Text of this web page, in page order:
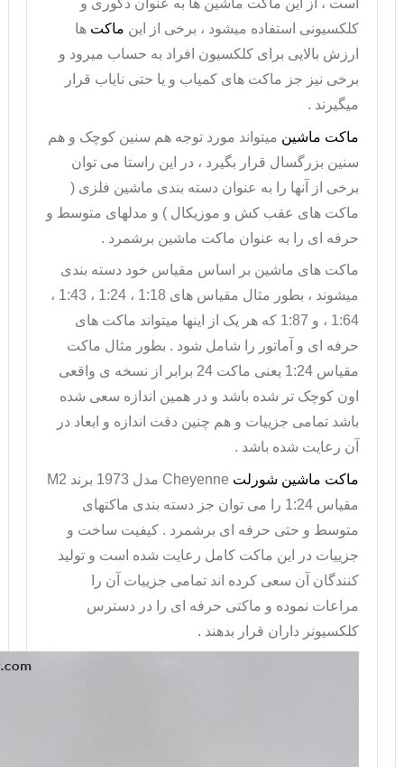
است ، از این ماکت ماشین ها به عنوان دکوری و
کلکسیونی استفاده میشود ، برخی از این ماکت ها
ارزش بالایی برای کلکسیون افراد به حساب میرود و
برخی نیز جز ماکت های کمیاب و یا حتی نایاب قرار
میگیرند .
ماکت ماشین میتواند مورد توجه هم سنین کوچک و هم
سنین بزرگسال قرار بگیرد ، در این راستا می توان
برخی از آنها را به عنوان دسته بندی ماشین فلزی (
ماکت های عقب کش و موزیکال ) و مدلهای متوسط و
حرفه ای را به عنوان ماکت ماشین برشمرد .
ماکت های ماشین بر اساس مقیاس خود دسته بندی
میشوند ، بطور مثال مقیاس های 1:18 ، 1:24 ، 1:43 ،
1:64 ، و 1:87 که هر یک از اینها میتواند ماکت های
حرفه ای و آماتور را شامل شود . بطور مثال ماکت
مقیاس 1:24
یعنی ماکت 24 برابر از نسخه ی واقعی
اون کوچک تر شده باشد و در همین اندازه سعی شده
باشد تمامی جزییات و هم چنین دقت اندازه و ابعاد در
آن رعایت شده باشد .
ماکت ماشین شورلت Cheyenne مدل 1973 برند
M2
مقیاس 1:24 را می توان جز دسته بندی ماکتهای
متوسط و حتی حرفه ای برشمرد . کیفیت ساخت و
جزییات در این ماکت کامل رعایت شده است و تولید
کنندگان آن سعی کرده اند تمامی جزییات آن را
مراعات نموده و ماکتی حرفه ای را در دسترس
کلکسیونر داران قرار بدهند .